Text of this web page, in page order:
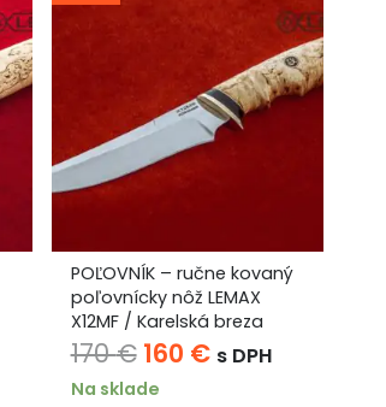
POĽOVNÍK – ručne kovaný
poľovnícky nôž LEMAX
X12MF / Karelská breza
170€ Pôvodná
cena
160 €Aktuálna
s DPH
Na sklade